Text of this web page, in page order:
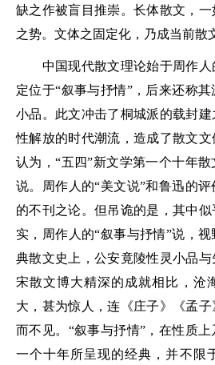
缺之作被盲目推崇。长体散文，
之势。文体之固定化，乃成当前散
中国现代散文理论始于周作人
定位于“叙事与抒情”，后来还称
小品。此文冲击了桐城派的载封
性解放的时代潮流，造成了散文
认为，“五四”新文学第一个十年
说。周作人的“美文说”和鲁迅的
的不刊之论。但吊诡的是，其中
实，周作人的“叙事与抒情”说，
典散文史上，公安竟陵性灵小品
宋散文博大精深的成就相比，沧
大，甚为惊人，连《庄子》《孟
而不见。“叙事与抒情”，在性质
一个十年所呈现的经典，并不限